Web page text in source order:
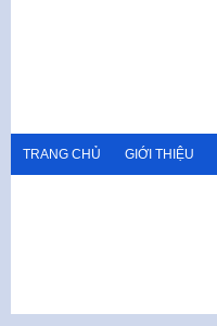
TRANG CHỦ GIỚI THIỆU